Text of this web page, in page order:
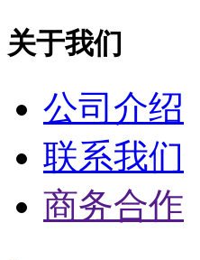
关于我们
公司介绍
联系我们
商务合作